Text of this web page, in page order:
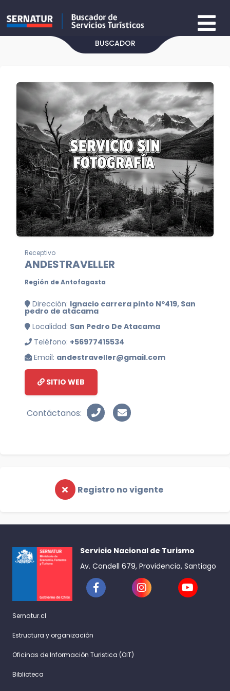
BUSCADOR
Receptivo
ANDESTRAVELLER
Región de Antofagasta
Dirección: Ignacio carrera pinto Nº419, San
pedro de atacama
Localidad: San Pedro De Atacama
Teléfono: +56977415534
Email: andestraveller@gmail.com
SITIO WEB
Contáctanos:
Registro no vigente
Servicio Nacional de Turismo
Av. Condell 679, Providencia, Santiago
Sernatur.cl
Estructura y organización
Oficinas de Información Turistica (OIT)
Biblioteca